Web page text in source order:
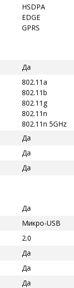
HSDPA
EDGE
GPRS
Да
802.11a
802.11b
802.11g
802.11n
802.11n 5GHz
Да
Да
Да
Да
Микро-USB
2.0
Да
Да
Да